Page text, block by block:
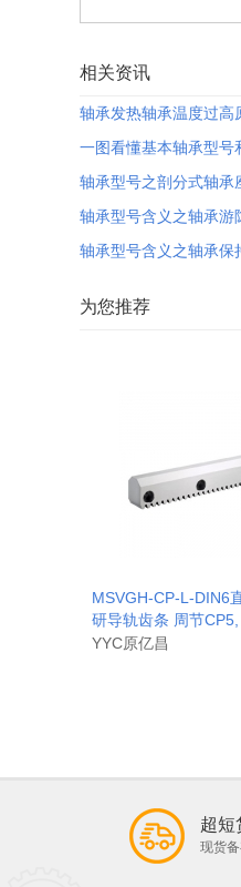
相关资讯
轴承发热轴承温度过高
一图看懂基本轴承型号
轴承型号之剖分式轴承
轴承型号含义之轴承游
轴承型号含义之轴承保
为您推荐
MSVGH-CP-L-DIN6
研导轨齿条 周节
YYC原亿昌
超短
现货